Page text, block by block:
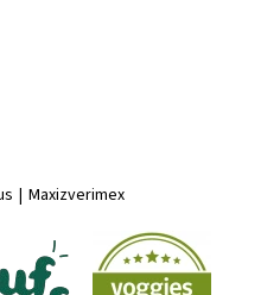
| Maxizverimex